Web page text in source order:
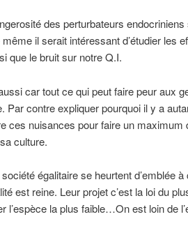
des perturbateurs
il serait intéressant d’étudier les
que le bruit sur notre Q.I.
car tout ce qui peut faire peur aux
Par contre expliquer pourquoi il y a
ces nuisances pour faire un maximum
culture.
égalitaire se heurtent d’emblée à
est reine. Leur projet c’est la loi du
l’espèce la plus faible…On est loin de